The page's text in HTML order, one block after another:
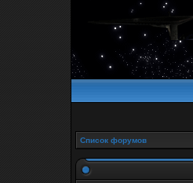
Список форумов